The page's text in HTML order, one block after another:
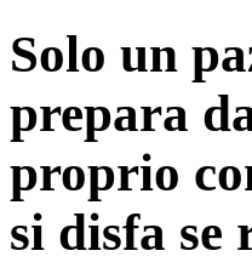
Solo un
prepara
proprio
si disfa se